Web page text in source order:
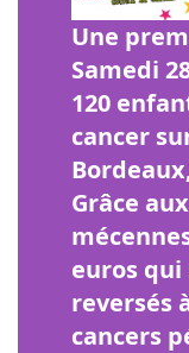
Une
Samedi
120
cancer
Grâce
euros
reversés
cancers